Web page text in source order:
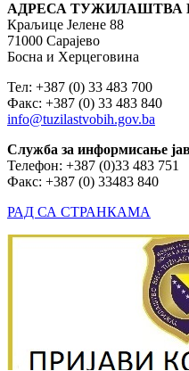
АДРЕСА ТУЖИЛАШТВА
Краљице Јелене 88
71000 Сарајево
Босна и Херцеговина
Тел: +387 (0) 33 483 700
Факс: +387 (0) 33 483 840
info@tuzilastvobih.gov.ba
Служба за информисање
Телефон: +387 (0)33 483 751
Факс: +387 (0) 33483 840
РАД СА СТРАНКАМА